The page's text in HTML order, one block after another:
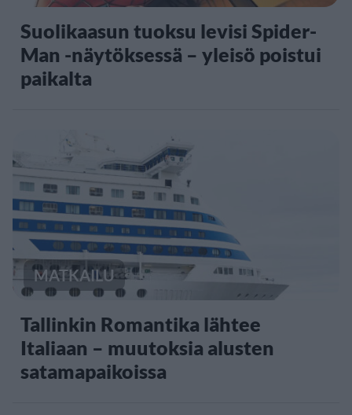
Suolikaasun tuoksu levisi Spider-
Man -näytöksessä – yleisö poistui
paikalta
MATKAILU
Tallinkin Romantika lähtee
Italiaan – muutoksia alusten
satamapaikoissa